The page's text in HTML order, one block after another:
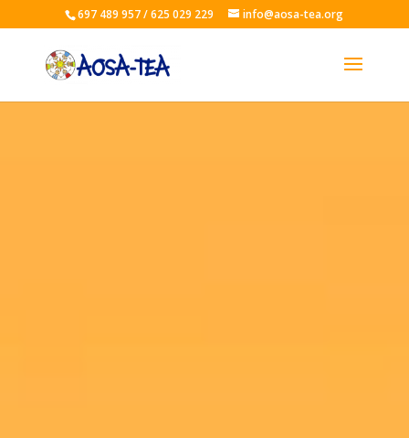
697 489 957 / 625 029 229 info@aosa-tea.org